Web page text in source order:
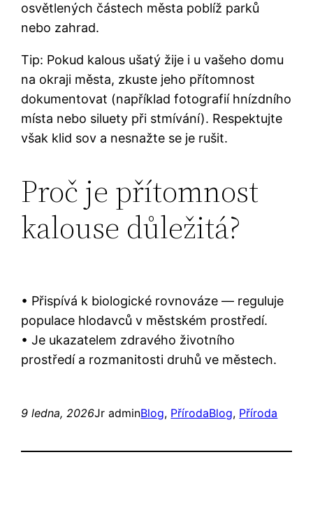
osvětlených částech města poblíž parků
nebo zahrad.
Tip: Pokud kalous ušatý žije i u vašeho domu
na okraji města, zkuste jeho přítomnost
dokumentovat (například fotografií hnízdního
místa nebo siluety při stmívání). Respektujte
však klid sov a nesnažte se je rušit.
Proč je přítomnost
kalouse důležitá?
• Přispívá k biologické rovnováze — reguluje
populace hlodavců v městském prostředí.
• Je ukazatelem zdravého životního
prostředí a rozmanitosti druhů ve městech.
9 ledna, 2026Jr adminBlog, PřírodaBlog, Příroda